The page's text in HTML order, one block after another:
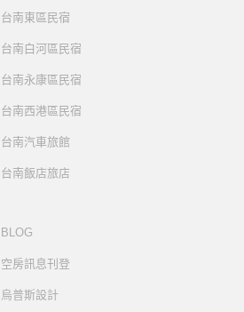
台南東區民宿
台南白河區民宿
台南永康區民宿
台南西港區民宿
台南汽車旅館
台南飯店旅店
BLOG
空房訊息刊登
烏普斯設計